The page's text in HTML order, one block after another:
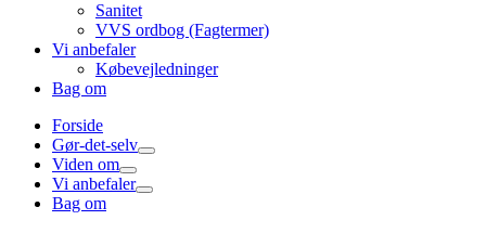
Sanitet
VVS ordbog (Fagtermer)
Vi anbefaler
Købevejledninger
Bag om
Forside
Gør-det-selv
Viden om
Vi anbefaler
Bag om